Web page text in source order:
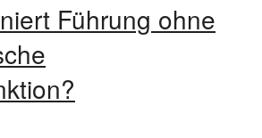
Führung ohne